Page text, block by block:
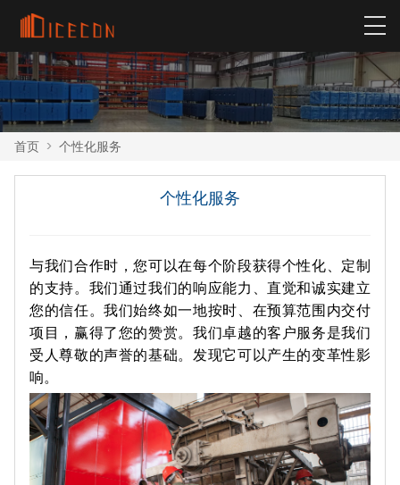
首页 > 个性化服务
个性化服务
与我们合作时，您可以在每个阶段获得个性化、定制
的支持。我们通过我们的响应能力、直觉和诚实建立
您的信任。我们始终如一地按时、在预算范围内交付
项目，赢得了您的赞赏。我们卓越的客户服务是我们
受人尊敬的声誉的基础。发现它可以产生的变革性影
响。